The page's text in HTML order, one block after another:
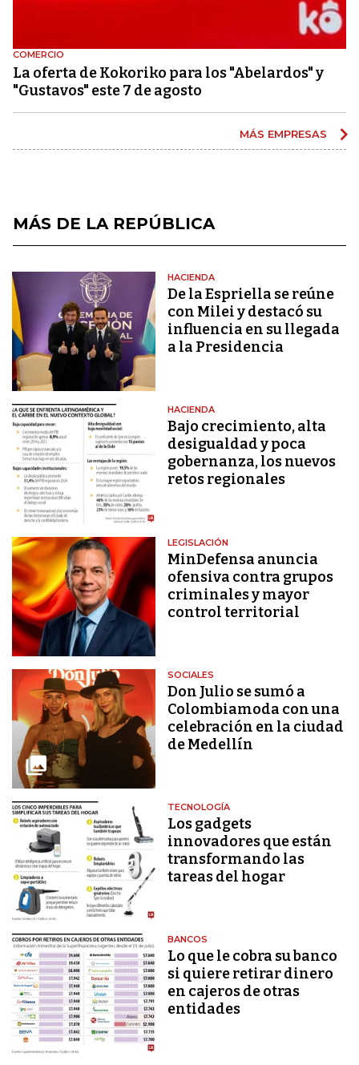
COMERCIO
La oferta de Kokoriko para los "Abelardos" y
"Gustavos" este 7 de agosto
MÁS EMPRESAS
MÁS DE LA REPÚBLICA
HACIENDA
De la Espriella se reúne
con Milei y destacó su
influencia en su llegada
a la Presidencia
HACIENDA
Bajo crecimiento, alta
desigualdad y poca
gobernanza, los nuevos
retos regionales
LEGISLACIÓN
MinDefensa anuncia
ofensiva contra grupos
criminales y mayor
control territorial
SOCIALES
Don Julio se sumó a
Colombiamoda con una
celebración en la ciudad
de Medellín
TECNOLOGÍA
Los gadgets
innovadores que están
transformando las
tareas del hogar
BANCOS
Lo que le cobra su banco
si quiere retirar dinero
en cajeros de otras
entidades